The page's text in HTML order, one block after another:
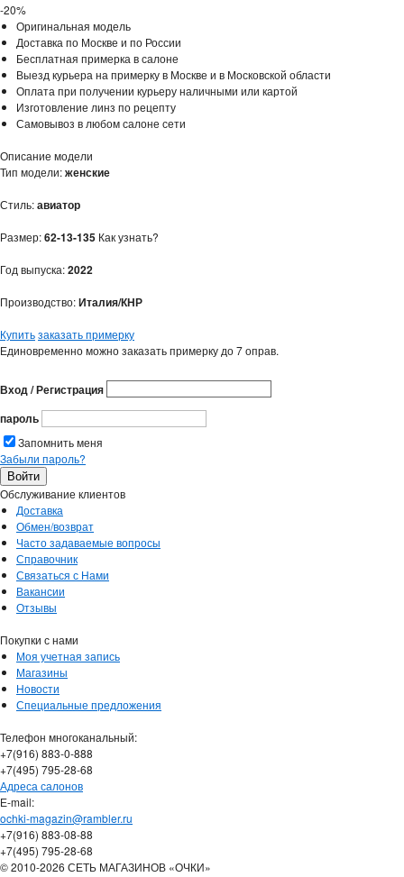
-20%
Оригинальная модель
Доставка по Москве и по России
Бесплатная примерка в салоне
Выезд курьера на примерку в Москве и в Московской области
Оплата при получении курьеру наличными или картой
Изготовление линз по рецепту
Самовывоз в любом салоне сети
Описание модели
Тип модели:женские
Стиль:авиатор
Размер:62-13-135 Как узнать?
Год выпуска:2022
Производство:Италия/КНР
Купитьзаказать примерку
Единовременно можно заказать примерку до 7 оправ.
Вход / Регистрация
пароль
Запомнить меня
Забыли пароль?
Обслуживание клиентов
Доставка
Обмен/возврат
Часто задаваемые вопросы
Справочник
Связаться с Нами
Вакансии
Отзывы
Покупки с нами
Моя учетная запись
Магазины
Новости
Специальные предложения
Телефон многоканальный:
+7(916) 883-0-888
+7(495) 795-28-68
Адреса салонов
Е-mail:
ochki-magazin@rambler.ru
+7(916) 883-08-88
+7(495) 795-28-68
© 2010-2026 СЕТЬ МАГАЗИНОВ «ОЧКИ»